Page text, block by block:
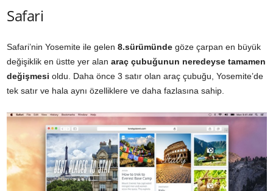
Safari
Safari’nin Yosemite ile gelen 8.sürümünde göze çarpan en büyük
değişiklik en üstte yer alan araç çubuğunun neredeyse tamamen
değişmesi oldu. Daha önce 3 satır olan araç çubuğu, Yosemite’de
tek satır ve hala aynı özelliklere ve daha fazlasına sahip.